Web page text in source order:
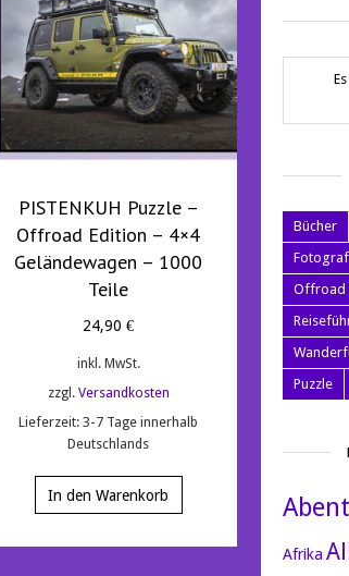
PISTENKUH Puzzle –
Offroad Edition – 4×4
Geländewagen – 1000
Teile
24,90€
inkl. MwSt.
zzgl. Versandkosten
Lieferzeit:3-7 Tage innerhalb
Deutschlands
In den Warenkorb
Bücher
Offroad
Puzzle
Afrika